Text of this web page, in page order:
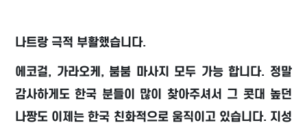
​나트랑 극적 부활했습니다.
에코걸, 가라오케, 붐붐 마사지 모두 가능 합니다. 정말
감사하게도 한국 분들이 많이 찾아주셔서 그 콧대 높던
나짱도 이제는 한국 친화적으로 움직이고 있습니다. 지성